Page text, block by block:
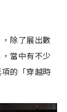
除了展出數
當中有不少
的「穿越時